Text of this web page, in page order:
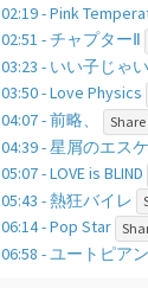
02:19 - Pink
02:51 - チャプターⅡ
03:23 - いい子じゃ
03:50 - Love Physics
04:07 - 前略、 Share
04:39 - 星屑のエス
05:07 - LOVE is BLIND
05:43 - 熱狂バイレ
06:14 - Pop Star
06:58 - ユートピアン